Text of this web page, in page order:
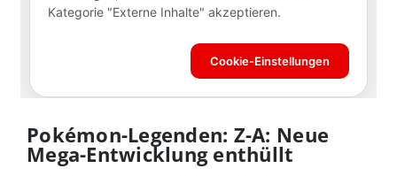
Pokémon-Legenden: Z-A: Neue
Mega-Entwicklung enthüllt